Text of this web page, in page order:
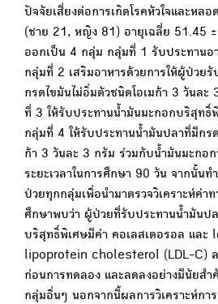
ปัจจัยเสี่ยงต่อการเกิดโรคหัวใจและหล
(ชาย 21, หญิง 81) อายุเฉลี่ย 51.45
ออกเป็น 4 กลุ่ม กลุ่มที่ 1 รับประทานอ
กลุ่มที่ 2 เสริมอาหารด้วยการให้ผู้ป่วย
กรดไขมันไม่อิ่มตัวชนิดโอเมก้า 3 วันล
ที่ 3 ให้รับประทานน้ำมันมะกอกบริสุทธิ์
กลุ่มที่ 4 ให้รับประทานน้ำมันปลาที่มีกร
ก้า 3 วันละ 3 กรัม ร่วมกับน้ำมันมะกอ
ระยะเวลาในการศึกษา 90 วัน จากนั้นท
ป่วยทุกกลุ่มเพื่อนำมาตรวจวิเคราะห์ค่า
ศึกษาพบว่า ผู้ป่วยที่รับประทานน้ำมันป
บริสุทธิ์พิเศษมีค่า คอเลสเตอรอล แล
lipoprotein cholesterol (LDL-C) ลด
ก่อนการทดลอง และลดลงอย่างมีนัยส
กลุ่มอื่นๆ นอกจากนี้ผลการวิเคราะห์กา